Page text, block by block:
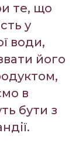
те, що
у
води,
його
в
бути з